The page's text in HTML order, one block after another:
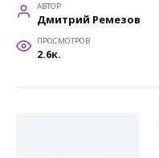
АВТОР
Дмитрий Ремезов
ПРОСМОТРОВ
2.6к.